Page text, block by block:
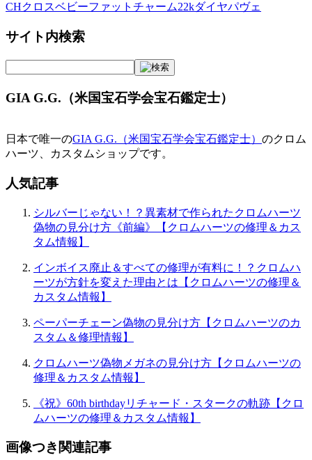
CHクロスベビーファットチャーム22kダイヤパヴェ
サイト内検索
GIA G.G.（米国宝石学会宝石鑑定士）
日本で唯一のGIA G.G.（米国宝石学会宝石鑑定士） のクロム
ハーツ、カスタムショップです。
人気記事
シルバーじゃない！？異素材で作られたクロムハーツ
偽物の見分け方《前編》【クロムハーツの修理＆カス
タム情報】
インボイス廃止＆すべての修理が有料に！？クロムハ
ーツが方針を変えた理由とは【クロムハーツの修理＆
カスタム情報】
ペーパーチェーン偽物の見分け方【クロムハーツのカ
スタム＆修理情報】
クロムハーツ偽物メガネの見分け方【クロムハーツの
修理＆カスタム情報】
《祝》60th birthdayリチャード・スタークの軌跡【クロ
ムハーツの修理＆カスタム情報】
画像つき関連記事